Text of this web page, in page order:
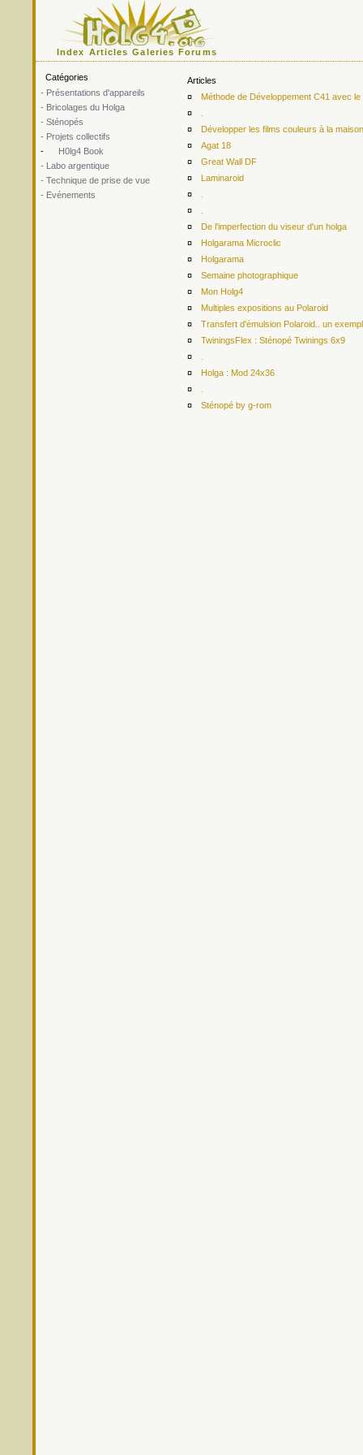
Index Articles Galeries Forums
Catégories
- Présentations d'appareils
- Bricolages du Holga
- Sténopés
- Projets collectifs
-
H0lg4 Book
- Labo argentique
- Technique de prise de vue
- Evénements
Articles
¤
Méthode de Développement C41 avec
¤
¤
Développer les films couleurs à la
¤
Agat 18
¤
Great Wall DF
¤
Laminaroid
¤
¤
¤
De l'imperfection du viseur d'un holga
¤
Holgarama Microclic
¤
Holgarama
¤
Semaine photographique
¤
Mon Holg4
¤
Multiples expositions au Polaroid
¤
Transfert d'émulsion Polaroid.. un
¤
TwiningsFlex : Sténopé Twinings 6x9
¤
¤
Holga : Mod 24x36
¤
¤
Sténopé by g-rom